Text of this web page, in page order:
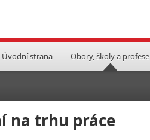
Úvodní strana Obory, školy a profese
na trhu práce